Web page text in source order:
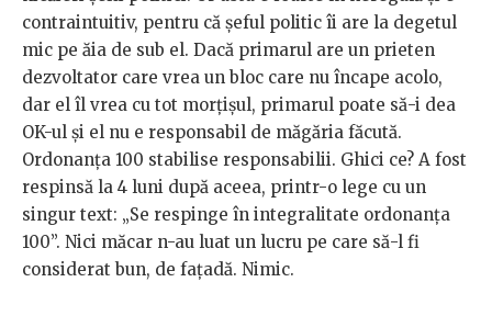
contraintuitiv, pentru că șeful politic îi are la degetul
mic pe ăia de sub el. Dacă primarul are un prieten
dezvoltator care vrea un bloc care nu încape acolo,
dar el îl vrea cu tot morțișul, primarul poate să-i dea
OK-ul și el nu e responsabil de măgăria făcută.
Ordonanța 100 stabilise responsabilii. Ghici ce? A fost
respinsă la 4 luni după aceea, printr-o lege cu un
singur text: „Se respinge în integralitate ordonanța
100”. Nici măcar n-au luat un lucru pe care să-l fi
considerat bun, de fațadă. Nimic.